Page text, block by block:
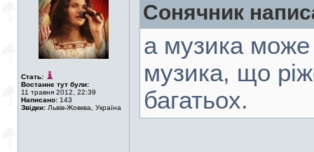
Стать:
Востаннє тут були:
11 травня 2012, 22:39
Написано: 143
Звідки: Львів-Жовква, Україна
Сонячник
а музика може
музика, що
багатьох.